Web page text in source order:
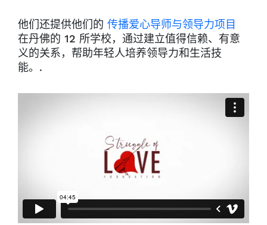
他们还提供他们的 传播爱心导师与领导力项目
在丹佛的 12 所学校，通过建立值得信赖、有意
义的关系，帮助年轻人培养领导力和生活技
能。.